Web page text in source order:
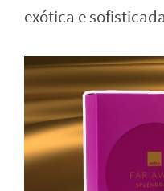
exótica e